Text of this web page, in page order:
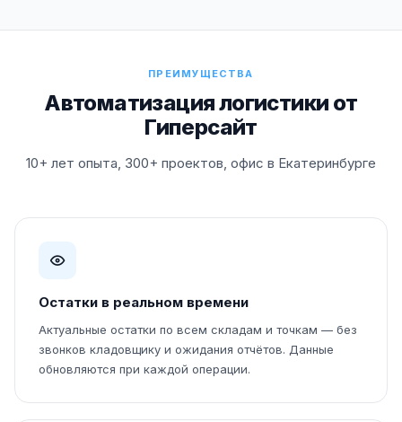
ПРЕИМУЩЕСТВА
Автоматизация логистики от
Гиперсайт
10+ лет опыта, 300+ проектов, офис в Екатеринбурге
Остатки в реальном времени
Актуальные остатки по всем складам и точкам — без
звонков кладовщику и ожидания отчётов. Данные
обновляются при каждой операции.